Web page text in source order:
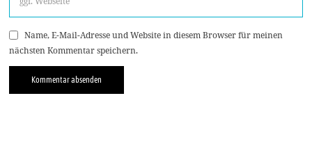
Name, E-Mail-Adresse und Website in diesem Browser für meinen
nächsten Kommentar speichern.